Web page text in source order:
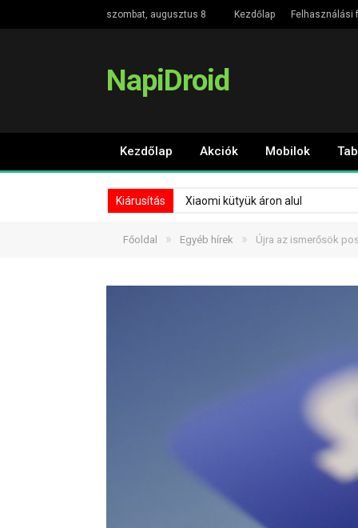
szombat, augusztus 8 Kezdőlap Felhasználási
NapiDroid
Kezdőlap Akciók Mobilok
Kiárusítás Xiaomi kütyük áron alul
Főoldal » Egyéb hírek » Újra az ismerősök